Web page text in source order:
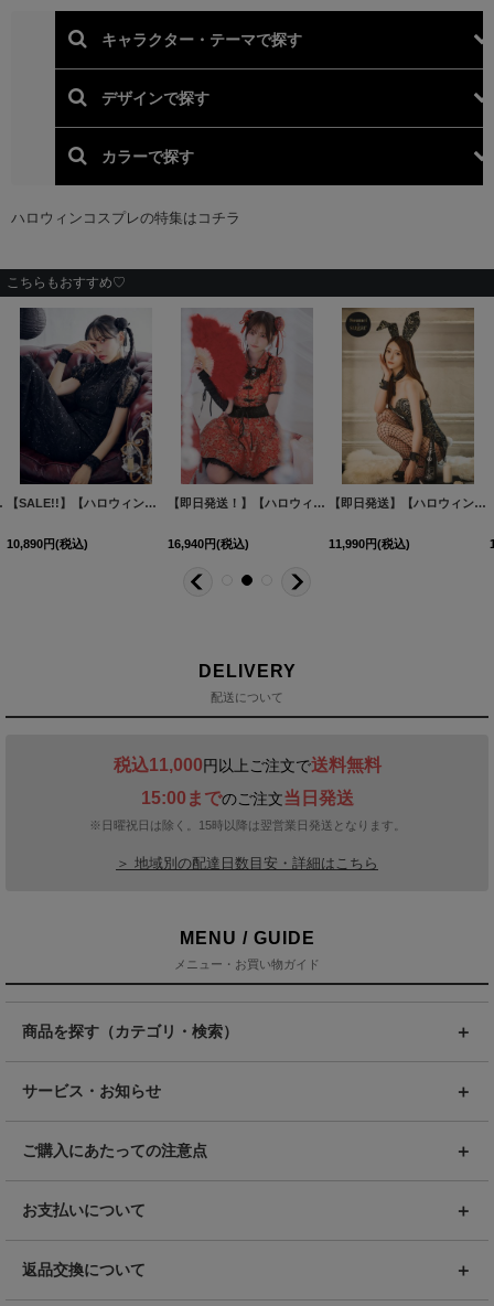
こちらもおすすめ♡
[ HW-008-YN-dzw-24NK-1] [HW-
ー】(SE01YN)[HC03] 【SALE!!】【ハロウィン】チャイナレースタイトワンピース 【コスプレ3点セット】 【S-Lサイズ/2カラー】(SE01YN)[HC03]
10,890円(税込)
【即日発送！】【ハロウィン】アームウォーマー付きフレアスカートチャイナ 【コスプレ5点セット】 【S-XLサイズ/２カラー】(SE01YN)[HC03]
16,940円(税込)
【即日発送】【ハロウィン】チャイナバニーガール 【コスプレ6点セット】【XS-Mサイズ/3カラー】(SE01YN)[HC03]
11,990円(税込)
DELIVERY
配送について
税込11,000円以上ご注文で送料無料
15:00までのご注文当日発送
※日曜祝日は除く。15時以降は翌営業日発送となります。
＞ 地域別の配達日数目安・詳細はこちら
MENU / GUIDE
メニュー・お買い物ガイド
商品を探す（カテゴリ・検索）
サービス・お知らせ
ご購入にあたっての注意点
お支払いについて
返品交換について